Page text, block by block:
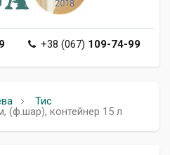
+38 (067) 109-74-99
Тис
(ф.шар), контейнер 15 л